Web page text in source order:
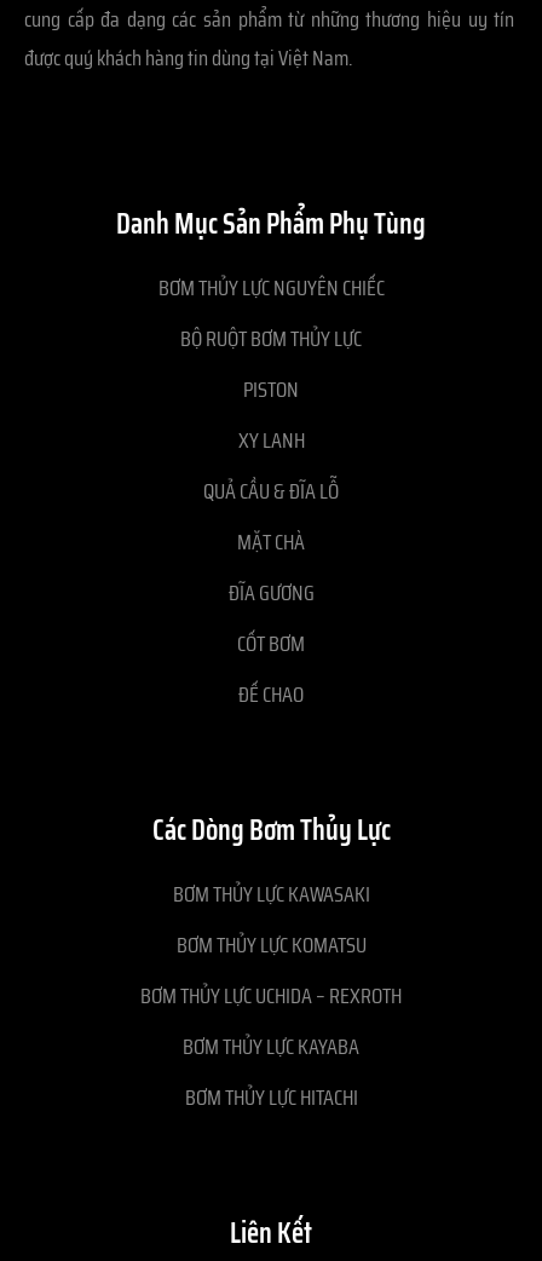
cung cấp đa dạng các sản phẩm từ những thương hiệu uy tín
được quý khách hàng tin dùng tại Việt Nam.
Danh Mục Sản Phẩm Phụ Tùng
BƠM THỦY LỰC NGUYÊN CHIẾC
BỘ RUỘT BƠM THỦY LỰC
PISTON
XY LANH
QUẢ CẦU & ĐĨA LỖ
MẶT CHÀ
ĐĨA GƯƠNG
CỐT BƠM
ĐẾ CHAO
Các Dòng Bơm Thủy Lực
BƠM THỦY LỰC KAWASAKI
BƠM THỦY LỰC KOMATSU
BƠM THỦY LỰC UCHIDA – REXROTH
BƠM THỦY LỰC KAYABA
BƠM THỦY LỰC HITACHI
Liên Kết